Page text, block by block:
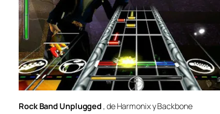
Rock Band Unplugged , de Harmonix y Backbone